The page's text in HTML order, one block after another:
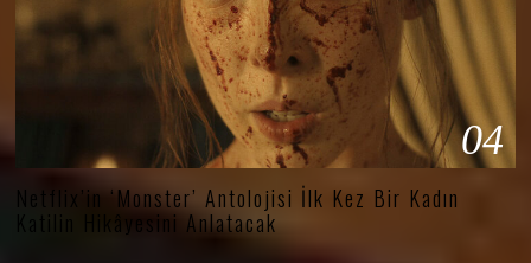
04
Netflix’in ‘Monster’ Antolojisi İlk Kez Bir Kadın
Katilin Hikâyesini Anlatacak